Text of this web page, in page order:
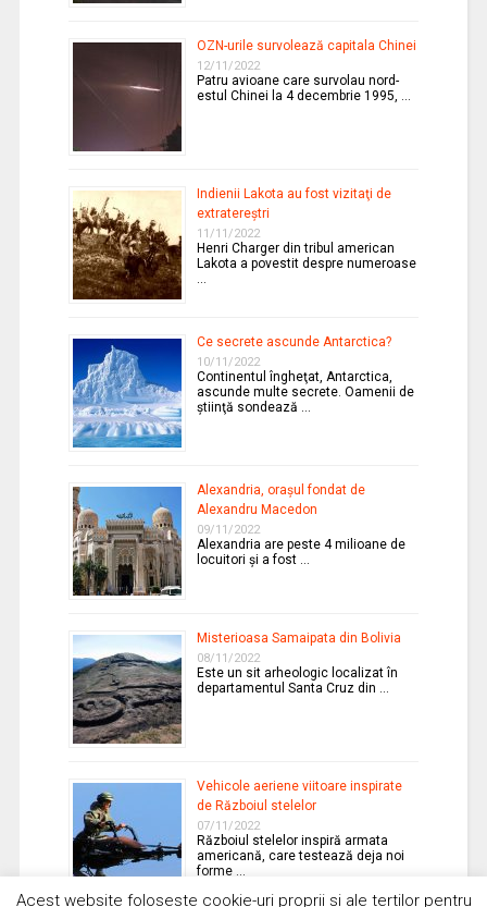
OZN-urile survolează capitala Chinei
12/11/2022
Patru avioane care survolau nord-
estul Chinei la 4 decembrie 1995, …
Indienii Lakota au fost vizitaţi de
extratereştri
11/11/2022
Henri Charger din tribul american
Lakota a povestit despre numeroase
…
Ce secrete ascunde Antarctica?
10/11/2022
Continentul îngheţat, Antarctica,
ascunde multe secrete. Oamenii de
ştiinţă sondează …
Alexandria, oraşul fondat de
Alexandru Macedon
09/11/2022
Alexandria are peste 4 milioane de
locuitori şi a fost …
Misterioasa Samaipata din Bolivia
08/11/2022
Este un sit arheologic localizat în
departamentul Santa Cruz din …
Vehicole aeriene viitoare inspirate
de Războiul stelelor
07/11/2022
Războiul stelelor inspiră armata
americană, care testează deja noi
forme …
Acest website foloseste cookie-uri proprii si ale tertilor pentru